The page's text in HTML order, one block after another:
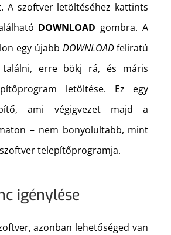
A szoftver letöltéséhez kattints
DOWNLOADgombra. A
egy újabb DOWNLOADfeliratú
erre bökj rá, és máris
letöltése. Ez egy
ami végigvezet majd a
– nem bonyolultabb, mint
telepítőprogramja.
igénylése
azonban lehetőséged van